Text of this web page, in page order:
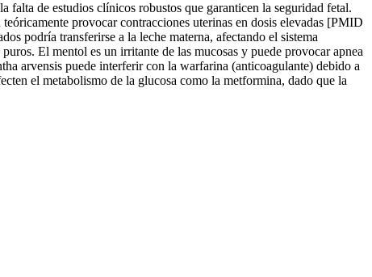
falta de estudios clínicos robustos que garanticen la seguridad fetal.
provocar contracciones uterinas en dosis elevadas [PMID
podría transferirse a la leche materna, afectando el sistema
El mentol es un irritante de las mucosas y puede provocar apnea
arvensis puede interferir con la warfarina (anticoagulante) debido a
el metabolismo de la glucosa como la metformina, dado que la